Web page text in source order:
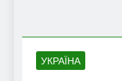
УКРАЇНА